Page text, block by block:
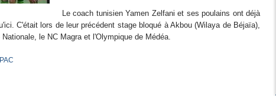
Le coach tunisien Yamen Zelfani et ses poulains ont déjà
C'était lors de leur précédent stage bloqué à Akbou (Wilaya de Béjaïa),
le NC Magra et l'Olympique de Médéa.
PAC